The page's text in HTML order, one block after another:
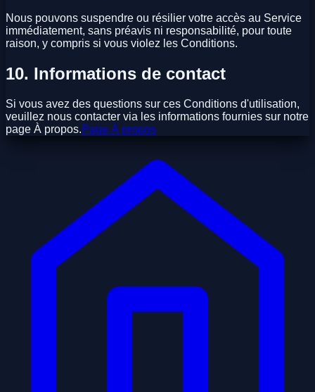
Nous pouvons suspendre ou résilier votre accès au Service
immédiatement, sans préavis ni responsabilité, pour toute
raison, y compris si vous violez les Conditions.
10. Informations de contact
Si vous avez des questions sur ces Conditions d'utilisation,
veuillez nous contacter via les informations fournies sur notre
page À propos.Page À propos